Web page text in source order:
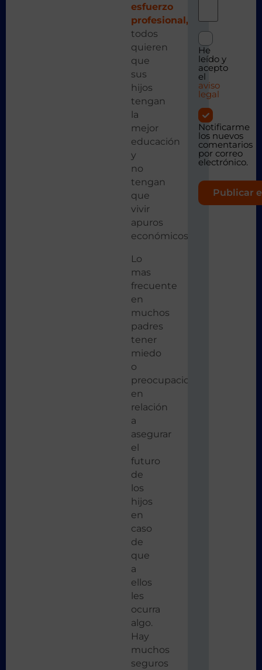
esfuerzo
profesional,
todos
quieren
que
sus
hijos
tengan
la
mejor
educación
y
no
tengan
que
vivir
apuros
económicos.
Lo
mas
frecuente
en
muchos
padres
tener
miedo
o
preocupaciones
en
relación
a
asegurar
el
futuro
de
los
hijos
en
caso
de
que
a
ellos
les
ocurra
algo.
Hay
muchos
seguros
He
leído y
acepto
el
aviso
legal
Notificarme
los nuevos
comentarios
por correo
electrónico.